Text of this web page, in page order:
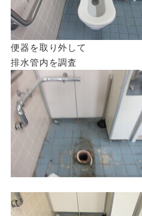
便器を取り外して
排水管内を調査